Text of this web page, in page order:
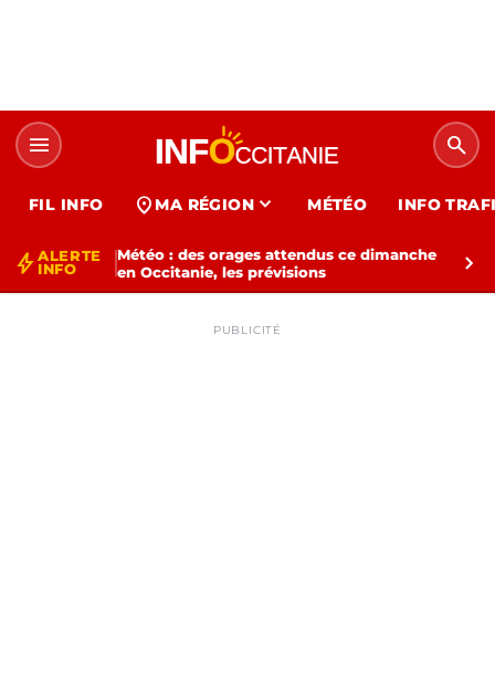
menu search
FIL INFO location_on MA RÉGION expand_more MÉTÉO INFO
bolt ALERTE
INFO
Météo : des orages attendus ce dimanche
en Occitanie, les prévisions
chevron_right
PUBLICITÉ